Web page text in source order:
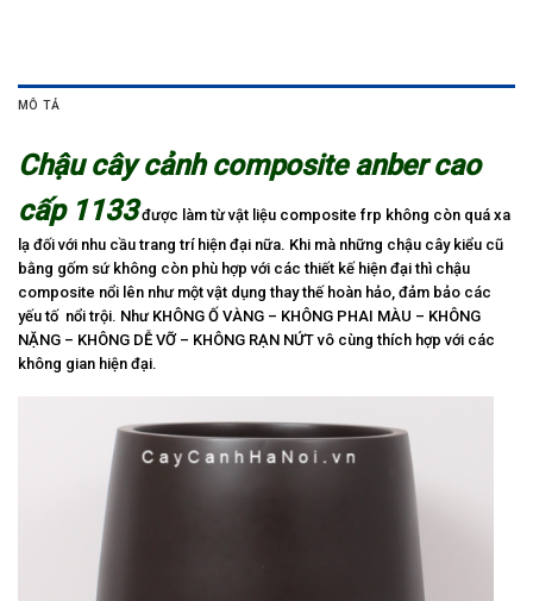
MÔ TẢ
Chậu cây cảnh composite anber cao
cấp 1133 được làm từ vật liệu composite frp không còn quá xa
lạ đối với nhu cầu trang trí hiện đại nữa. Khi mà những chậu cây kiểu cũ
bằng gốm sứ không còn phù hợp với các thiết kế hiện đại thì chậu
composite nổi lên như một vật dụng thay thế hoàn hảo, đảm bảo các
yếu tố nổi trội. Như KHÔNG Ố VÀNG – KHÔNG PHAI MÀU – KHÔNG
NẶNG – KHÔNG DỄ VỠ – KHÔNG RẠN NỨT vô cùng thích hợp với các
không gian hiện đại.